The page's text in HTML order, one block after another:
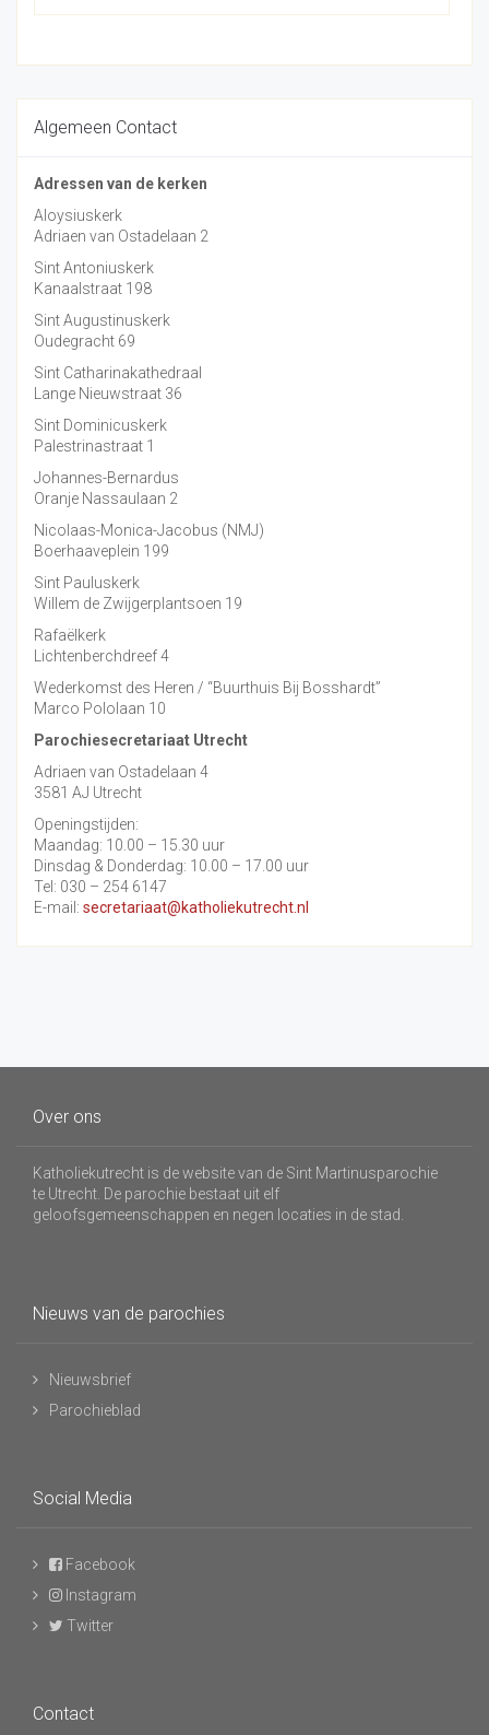
Algemeen Contact
Adressen van de kerken
Aloysiuskerk
Adriaen van Ostadelaan 2
Sint Antoniuskerk
Kanaalstraat 198
Sint Augustinuskerk
Oudegracht 69
Sint Catharinakathedraal
Lange Nieuwstraat 36
Sint Dominicuskerk
Palestrinastraat 1
Johannes-Bernardus
Oranje Nassaulaan 2
Nicolaas-Monica-Jacobus (NMJ)
Boerhaaveplein 199
Sint Pauluskerk
Willem de Zwijgerplantsoen 19
Rafaëlkerk
Lichtenberchdreef 4
Wederkomst des Heren / “Buurthuis Bij Bosshardt”
Marco Pololaan 10
Parochiesecretariaat Utrecht
Adriaen van Ostadelaan 4
3581 AJ Utrecht
Openingstijden:
Maandag: 10.00 – 15.30 uur
Dinsdag & Donderdag: 10.00 – 17.00 uur
Tel: 030 – 254 6147
E-mail: secretariaat@katholiekutrecht.nl
Over ons
Katholiekutrecht is de website van de Sint Martinusparochie
te Utrecht. De parochie bestaat uit elf
geloofsgemeenschappen en negen locaties in de stad.
Nieuws van de parochies
Nieuwsbrief
Parochieblad
Social Media
Facebook
Instagram
Twitter
Contact